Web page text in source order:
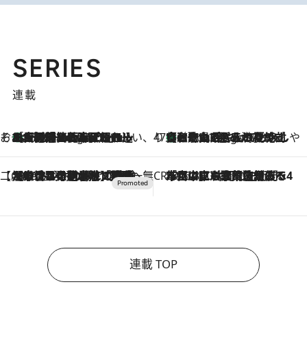
SERIES
連載
そおだよおこの関西おいしい、おやつ紀行5 Hours Ago
［大阪府箕面市］一皿一皿目の前で仕上げられる、料理を巧みに組み込んだアシェットデセールコース「ミチル アシェット デセール（Michiru assiette dessert）」 47都道府県の手みやげ ひんやりスイーツで夏を満喫
5 Hours Ago
【和歌山県】この夏絶対食べたい 冷やしておいしいおやつ3選 みかんがごろっと丸ごと入ったジュレ
【CREA×星野リゾート】唯一無二。癒しと発見が待つ場所へ
2026.8.7
【トンボの足水浴】ヒノキの香りに包まれて涼感マックス！約13℃の湧水かけ流しを避暑地「星野温泉 トンボの湯」で体験 CREA'S CHOICE
2026.8.7
「立川にも歌舞伎があるんだよ」 片岡仁左衛門・市川中車ら豪華座組みで4年目の立川立飛歌舞伎へ
連載 TOP